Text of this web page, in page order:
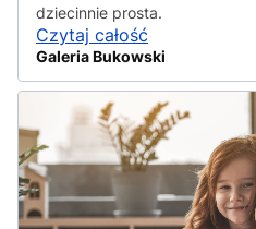
dziecinnie prosta.
Czytaj całość
Galeria Bukowski